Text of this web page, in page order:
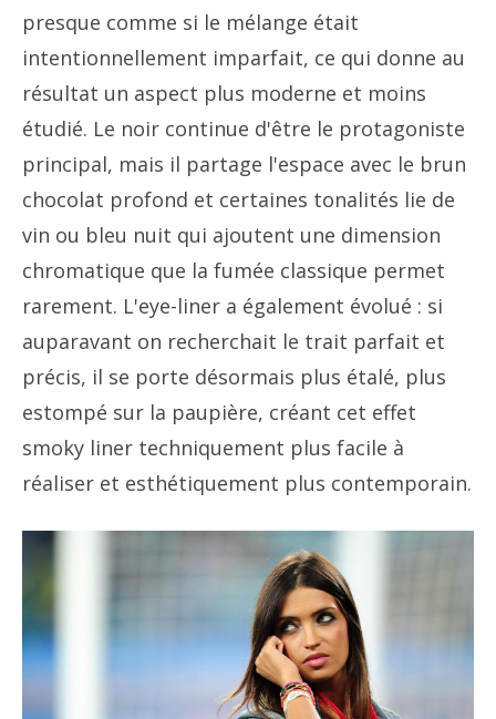
presque comme si le mélange était
intentionnellement imparfait, ce qui donne au
résultat un aspect plus moderne et moins
étudié. Le noir continue d'être le protagoniste
principal, mais il partage l'espace avec le brun
chocolat profond et certaines tonalités lie de
vin ou bleu nuit qui ajoutent une dimension
chromatique que la fumée classique permet
rarement. L'eye-liner a également évolué : si
auparavant on recherchait le trait parfait et
précis, il se porte désormais plus étalé, plus
estompé sur la paupière, créant cet effet
smoky liner techniquement plus facile à
réaliser et esthétiquement plus contemporain.